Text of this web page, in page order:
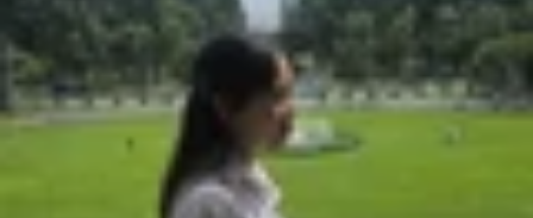
Bypass Charging trên Samsung
Galaxy
Hồng Huệ
28/06/2026
27/06/2026